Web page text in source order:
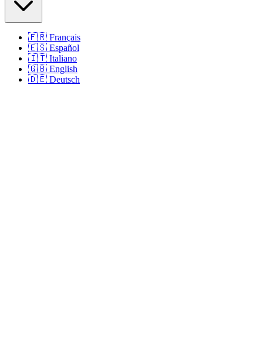
🇫🇷 Français
🇪🇸 Español
🇮🇹 Italiano
🇬🇧 English
🇩🇪 Deutsch